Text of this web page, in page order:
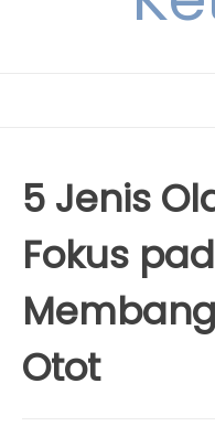
5 Jenis
Fokus
Otot